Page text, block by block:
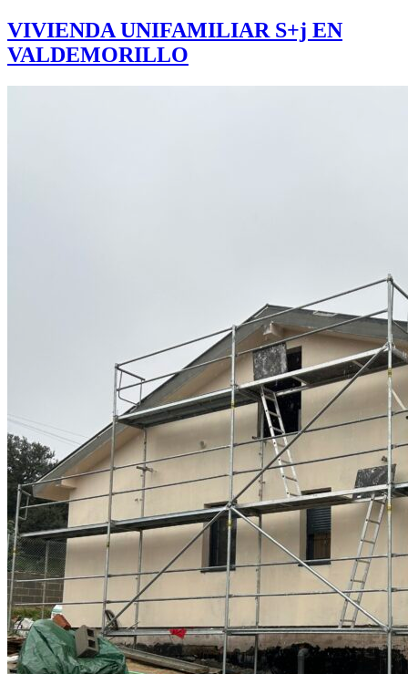
VIVIENDA UNIFAMILIAR S+j EN
VALDEMORILLO